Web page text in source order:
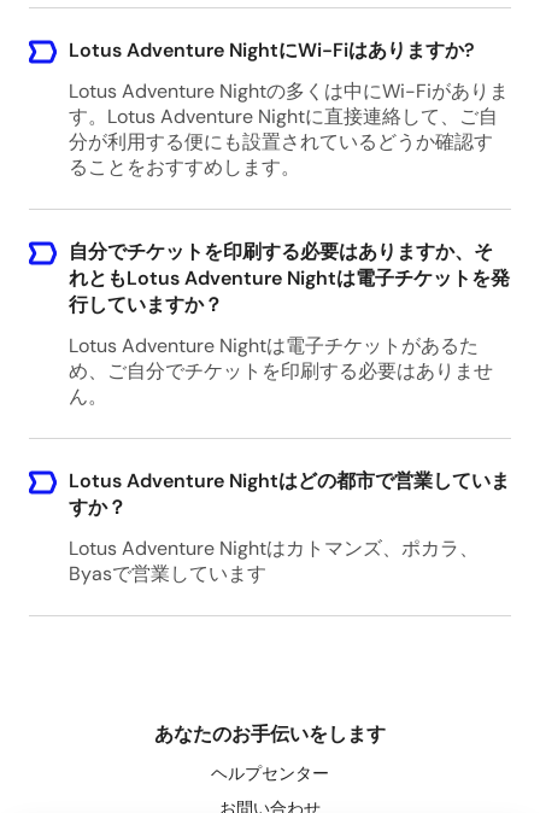
Lotus Adventure NightにWi-Fiはありますか?
Lotus Adventure Nightの多くは中にWi-Fiがありま
す。Lotus Adventure Nightに直接連絡して、ご自
分が利用する便にも設置されているどうか確認す
ることをおすすめします。
自分でチケットを印刷する必要はありますか、そ
れともLotus Adventure Nightは電子チケットを発
行していますか？
Lotus Adventure Nightは電子チケットがあるた
め、ご自分でチケットを印刷する必要はありませ
ん。
Lotus Adventure Nightはどの都市で営業していま
すか？
Lotus Adventure Nightはカトマンズ、ポカラ、
Byasで営業しています
あなたのお手伝いをします
ヘルプセンター
お問い合わせ